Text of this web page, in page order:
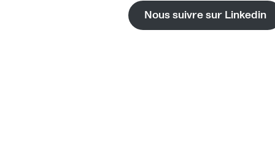
Nous suivre sur Linkedin